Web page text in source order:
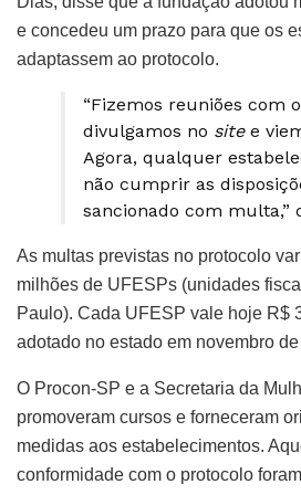
e concedeu um prazo para que os
adaptassem ao protocolo.
“Fizemos reuniões com
divulgamos no sitee
Agora, qualquer
não cumprir as
sancionado com multa,”
As multas previstas no protocolo
milhões de UFESPs (unidades
Paulo). Cada UFESP vale hoje R$
adotado no estado em novembro
O Procon-SP e a Secretaria da
promoveram cursos e forneceram
medidas aos estabelecimentos.
conformidade com o protocolo